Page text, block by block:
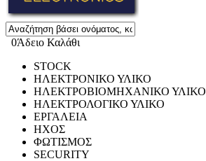
0Άδειο Καλάθι
STOCK
ΗΛΕΚΤΡΟΝΙΚΟ ΥΛΙΚΟ
ΗΛΕΚΤΡΟΒΙΟΜΗΧΑΝΙΚΟ ΥΛΙΚΟ
ΗΛΕΚΤΡΟΛΟΓΙΚΟ ΥΛΙΚΟ
ΕΡΓΑΛΕΙΑ
ΗΧΟΣ
ΦΩΤΙΣΜΟΣ
SECURITY